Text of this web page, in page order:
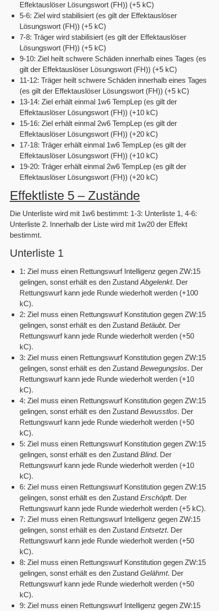
Effektauslöser Lösungswort (FH)) (+5 kC)
5-6: Ziel wird stabilisiert (es gilt der Effektauslöser
Lösungswort (FH)) (+5 kC)
7-8: Träger wird stabilisiert (es gilt der Effektauslöser
Lösungswort (FH)) (+5 kC)
9-10: Ziel heilt schwere Schäden innerhalb eines Tages (es
gilt der Effektauslöser Lösungswort (FH)) (+5 kC)
11-12: Träger heilt schwere Schäden innerhalb eines Tages
(es gilt der Effektauslöser Lösungswort (FH)) (+5 kC)
13-14: Ziel erhält einmal 1w6 TempLep (es gilt der
Effektauslöser Lösungswort (FH)) (+10 kC)
15-16: Ziel erhält einmal 2w6 TempLep (es gilt der
Effektauslöser Lösungswort (FH)) (+20 kC)
17-18: Träger erhält einmal 1w6 TempLep (es gilt der
Effektauslöser Lösungswort (FH)) (+10 kC)
19-20: Träger erhält einmal 2w6 TempLep (es gilt der
Effektauslöser Lösungswort (FH)) (+20 kC)
Effektliste 5 – Zustände
Die Unterliste wird mit 1w6 bestimmt: 1-3: Unterliste 1, 4-6:
Unterliste 2. Innerhalb der Liste wird mit 1w20 der Effekt
bestimmt.
Unterliste 1
1: Ziel muss einen Rettungswurf Intelligenz gegen ZW:15
gelingen, sonst erhält es den Zustand Abgelenkt. Der
Rettungswurf kann jede Runde wiederholt werden (+100
kC).
2: Ziel muss einen Rettungswurf Konstitution gegen ZW:15
gelingen, sonst erhält es den Zustand Betäubt. Der
Rettungswurf kann jede Runde wiederholt werden (+50
kC).
3: Ziel muss einen Rettungswurf Konstitution gegen ZW:15
gelingen, sonst erhält es den Zustand Bewegungslos. Der
Rettungswurf kann jede Runde wiederholt werden (+10
kC).
4: Ziel muss einen Rettungswurf Konstitution gegen ZW:15
gelingen, sonst erhält es den Zustand Bewusstlos. Der
Rettungswurf kann jede Runde wiederholt werden (+50
kC).
5: Ziel muss einen Rettungswurf Konstitution gegen ZW:15
gelingen, sonst erhält es den Zustand Blind. Der
Rettungswurf kann jede Runde wiederholt werden (+10
kC).
6: Ziel muss einen Rettungswurf Konstitution gegen ZW:15
gelingen, sonst erhält es den Zustand Erschöpft. Der
Rettungswurf kann jede Runde wiederholt werden (+5 kC).
7: Ziel muss einen Rettungswurf Intelligenz gegen ZW:15
gelingen, sonst erhält es den Zustand Entsetzt. Der
Rettungswurf kann jede Runde wiederholt werden (+50
kC).
8: Ziel muss einen Rettungswurf Konstitution gegen ZW:15
gelingen, sonst erhält es den Zustand Gelähmt. Der
Rettungswurf kann jede Runde wiederholt werden (+50
kC).
9: Ziel muss einen Rettungswurf Intelligenz gegen ZW:15